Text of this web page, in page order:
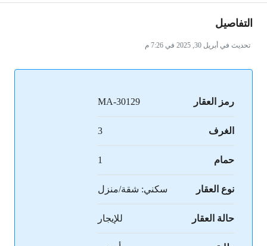
التفاصيل
تحديث في أبريل 30, 2025 في 7:26 م
رمز العقار MA-30129
الغرف 3
حمام 1
نوع العقار سكني: شقة/منزل
حالة العقار للإيجار